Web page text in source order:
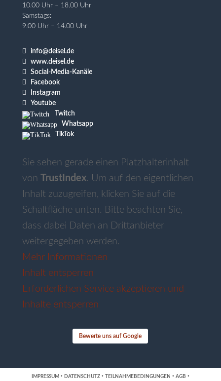
10.00 Uhr – 18.00 Uhr
Samstags:
9.00 Uhr – 14.00 Uhr
 info@deisel.de
 www.deisel.de
 Social-Media-Kanäle
 Facebook
 Instagram

Youtube
Twitch
Whatsapp
TikTok
Sie sehen gerade einen Platzhalterinhalt
von TrustIndex. Um auf den eigentlichen
Inhalt zuzugreifen, klicken Sie auf die
Schaltfläche unten. Bitte beachten Sie,
dass dabei Daten an Drittanbieter
weitergegeben werden.
Mehr Informationen
Inhalt entsperren
Erforderlichen Service akzeptieren und
Inhalte entsperren
Bewerte uns auf Google
IMPRESSUM· DATENSCHUTZ· TEILNAHMEBEDINGUNGEN · AGB ·